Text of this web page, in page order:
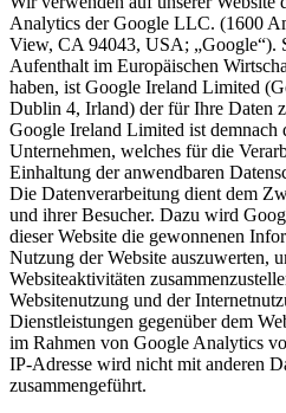
Analytics der Google LLC. (1600
View, CA 94043, USA; „Google“).
Aufenthalt im Europäischen
haben, ist Google Ireland Limited
Dublin 4, Irland) der für Ihre Daten
Google Ireland Limited ist demnach
Unternehmen, welches für die
Einhaltung der anwendbaren
Die Datenverarbeitung dient dem
und ihrer Besucher. Dazu wird
dieser Website die gewonnenen
Nutzung der Website auszuwerten,
Websiteaktivitäten
Websitenutzung und der
Dienstleistungen gegenüber dem
im Rahmen von Google Analytics
IP-Adresse wird nicht mit anderen
zusammengeführt.